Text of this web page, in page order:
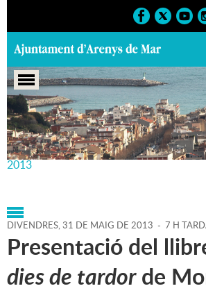
Portada > Agenda > 31-05-
2013 > Marcs > Culturals > 2013 >
2013
DIVENDRES,31 DE MAIG DE 2013 - 7 H
Presentació del
dies de tardorde